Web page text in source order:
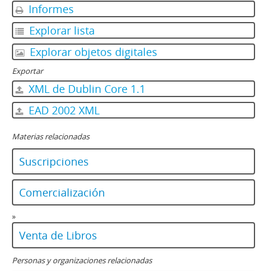
Informes
Explorar lista
Explorar objetos digitales
Exportar
XML de Dublin Core 1.1
EAD 2002 XML
Materias relacionadas
Suscripciones
Comercialización
»
Venta de Libros
Personas y organizaciones relacionadas